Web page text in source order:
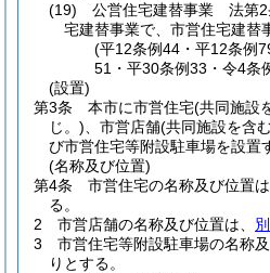
(19)
公営住宅建替事業 法第2
宅建替事業で、市営住宅建替
(平12条例44・平12条例
51・平30条例33・令4条
(設置)
第3条
本市に市営住宅(共同施設
じ。) 、市営店舗(共同施設を含む
び市営住宅等附設駐車場を設置
(名称及び位置)
第4条
市営住宅の名称及び位置は
る。
2
市営店舗の名称及び位置は、
3
市営住宅等附設駐車場の名称及
りとする。